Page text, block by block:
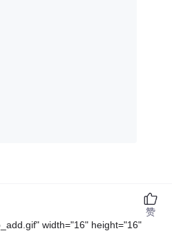
width="16" height="16"
赞